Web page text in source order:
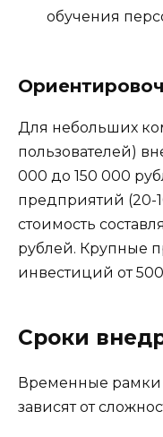
обучения
Для небольших
пользователей)
000 до 150 000
предприятий (20-
стоимость
рублей. Крупные
инвестиций от
Сроки
Временные
зависят от